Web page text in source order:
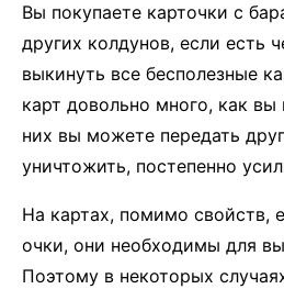
Вы покупаете карточки с
других колдунов, если есть
выкинуть все бесполезные
карт довольно много, как
них вы можете передать
уничтожить, постепенно
На картах, помимо свойств,
очки, они необходимы для
Поэтому в некоторых